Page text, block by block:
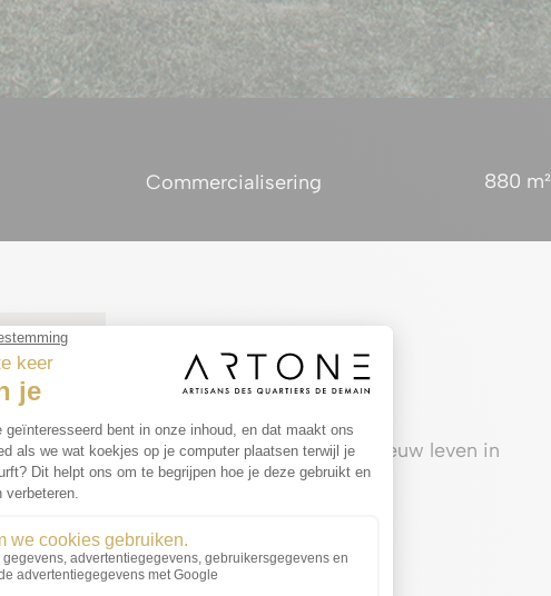
Commercialisering 880 m²
Troef
N Blaast de wijk mee nieuw leven in
 Sterk vervuild terrein